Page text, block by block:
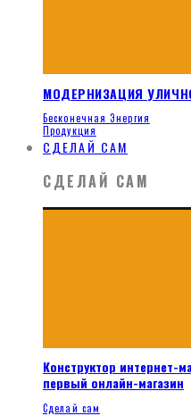
МОДЕРНИЗАЦИЯ
Бесконечная Энергия
Продукция
СДЕЛАЙ САМ
СДЕЛАЙ САМ
Конструктор интернет-
первый онлайн-магазин
Сделай сам